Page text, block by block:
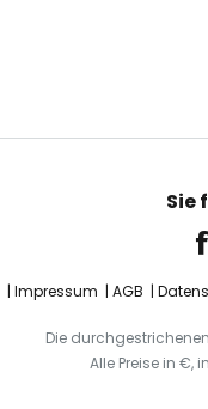
Sie
Impressum AGB
Die
Alle Preise in €,